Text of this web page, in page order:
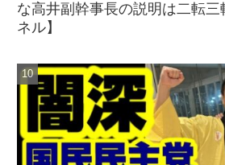
な高井副幹事長の説明は二転三
ネル】